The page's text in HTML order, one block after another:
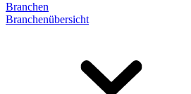
Branchen
Branchenübersicht